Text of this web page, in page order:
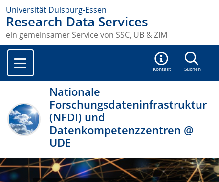
Universität Duisburg-Essen
Research Data Services
ein gemeinsamer Service von SSC, UB & ZIM
Kontakt Suchen
Nationale
Forschungsdateninfrastruktur
(NFDI) und
Datenkompetenzzentren @
UDE